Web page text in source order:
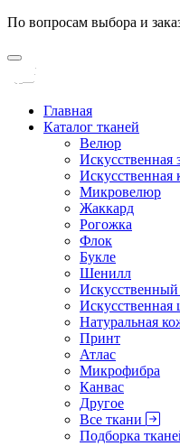
По вопросам выбора и
Главная
Каталог тканей
Велюр
Искусственная
Искусственная
Микровелюр
Жаккард
Рогожка
Флок
Букле
Шенилл
Искусственная
Натуральная
Принт
Атлас
Микрофибра
Канвас
Другое
Все ткани
Подборка